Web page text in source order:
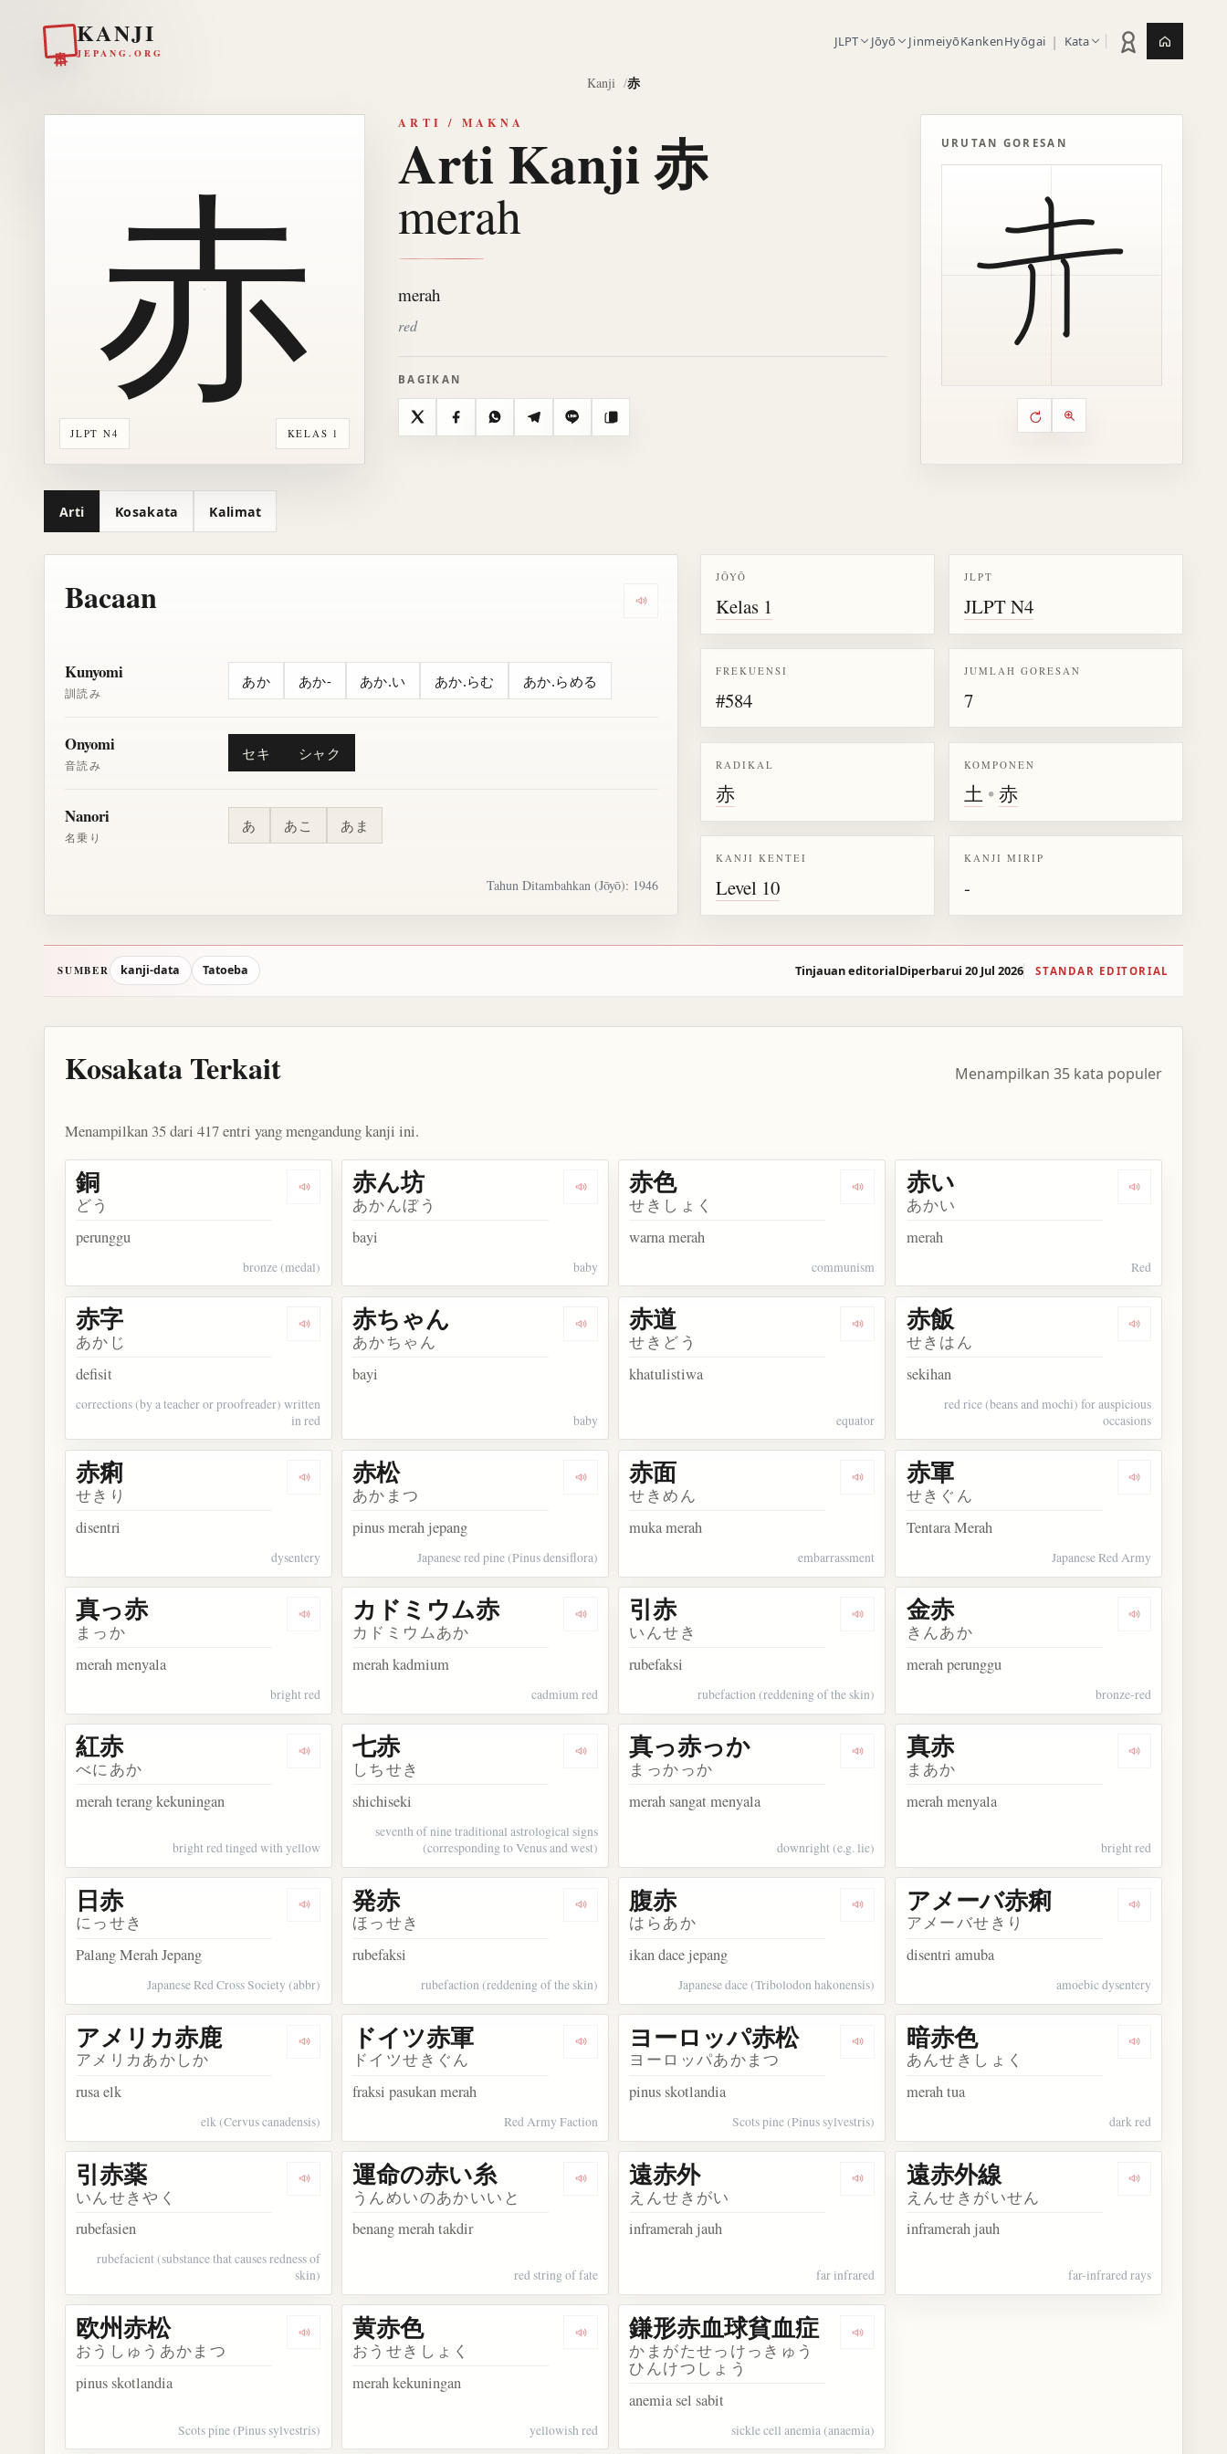
KANJI
JEPANG.ORG
JLPT Jōyō JinmeiyōKankenHyōgai | Kata Statistik latihan
Kanji 赤
JLPT N4 KELAS 1
赤
ARTI / MAKNA
Arti Kanji 赤
merah
merah
red
BAGIKAN
X FacebookWhatsAppTelegramLine Salin
URUTAN GORESAN
Kontrol animasi urutan
Putar ulang animasi
Perbesar animasi
Arti Kosakata Kalimat
Bacaan Dengarkan semua bacaan untuk kanji 赤
Kunyomi
訓読み
あか あか- あか.い あか.らむ あか.らめる
Onyomi
音読み
セキ シャク
Nanori
名乗り
あ あこ あま
Tahun Ditambahkan (Jōyō): 1946
JŌYŌ
Kelas 1
JLPT
JLPT N4
FREKUENSI
#584
JUMLAH GORESAN
7
RADIKAL
赤
KOMPONEN
土 •赤
KANJI KENTEI
Level 10
KANJI MIRIP
-
SUMBER kanji-data Tatoeba Tinjauan editorialDiperbarui 20 Jul 2026 STANDAR EDITORIAL
Kosakata Terkait Menampilkan 35 kata populer
Menampilkan 35 dari 417 entri yang mengandung kanji ini.
Dengarkan kosakata 銅
銅
どう
perunggu
bronze (medal)
Dengarkan kosakata 赤ん坊
赤ん坊
あかんぼう
bayi
baby
Dengarkan kosakata 赤色
赤色
せきしょく
warna merah
communism
Dengarkan
赤い
あかい
merah
Red
Dengarkan kosakata 赤字
赤字
あかじ
defisit
corrections (by a teacher or proofreader) written
in red
Dengarkan kosakata 赤ちゃん
赤ちゃん
あかちゃん
bayi
baby
Dengarkan kosakata 赤道
赤道
せきどう
khatulistiwa
equator
Dengarkan
赤飯
せきはん
sekihan
red rice (beans and mochi) for auspicious
occasions
Dengarkan kosakata 赤痢
赤痢
せきり
disentri
dysentery
Dengarkan kosakata 赤松
赤松
あかまつ
pinus merah jepang
Japanese red pine (Pinus densiflora)
Dengarkan kosakata 赤面
赤面
せきめん
muka merah
embarrassment
Dengarkan
赤軍
せきぐん
Tentara Merah
Japanese Red Army
Dengarkan kosakata 真っ赤
真っ赤
まっか
merah menyala
bright red
Dengarkan kosakata カドミウム赤
カドミウム赤
カドミウムあか
merah kadmium
cadmium red
Dengarkan kosakata 引赤
引赤
いんせき
rubefaksi
rubefaction (reddening of the skin)
Dengarkan
金赤
きんあか
merah perunggu
bronze-red
Dengarkan kosakata 紅赤
紅赤
べにあか
merah terang kekuningan
bright red tinged with yellow
Dengarkan kosakata 七赤
七赤
しちせき
shichiseki
seventh of nine traditional astrological signs
(corresponding to Venus and west)
Dengarkan kosakata 真っ赤っか
真っ赤っか
まっかっか
merah sangat menyala
downright (e.g. lie)
Dengarkan
真赤
まあか
merah menyala
bright red
Dengarkan kosakata 日赤
日赤
にっせき
Palang Merah Jepang
Japanese Red Cross Society (abbr)
Dengarkan kosakata 発赤
発赤
ほっせき
rubefaksi
rubefaction (reddening of the skin)
Dengarkan kosakata 腹赤
腹赤
はらあか
ikan dace jepang
Japanese dace (Tribolodon hakonensis)
Dengarkan
アメーバ赤痢
アメーバせきり
disentri amuba
amoebic dysentery
Dengarkan kosakata アメリカ赤鹿
アメリカ赤鹿
アメリカあかしか
rusa elk
elk (Cervus canadensis)
Dengarkan kosakata ドイツ赤軍
ドイツ赤軍
ドイツせきぐん
fraksi pasukan merah
Red Army Faction
Dengarkan kosakata ヨーロッパ赤松
ヨーロッパ赤松
ヨーロッパあかまつ
pinus skotlandia
Scots pine (Pinus sylvestris)
Dengarkan
暗赤色
あんせきしょく
merah tua
dark red
Dengarkan kosakata 引赤薬
引赤薬
いんせきやく
rubefasien
rubefacient (substance that causes redness of
skin)
Dengarkan kosakata 運命の赤い糸
運命の赤い糸
うんめいのあかいいと
benang merah takdir
red string of fate
Dengarkan kosakata 遠赤外
遠赤外
えんせきがい
inframerah jauh
far infrared
Dengarkan
遠赤外線
えんせきがいせん
inframerah jauh
far-infrared rays
Dengarkan kosakata 欧州赤松
欧州赤松
おうしゅうあかまつ
pinus skotlandia
Scots pine (Pinus sylvestris)
Dengarkan kosakata 黄赤色
黄赤色
おうせきしょく
merah kekuningan
yellowish red
Dengarkan kosakata 鎌形赤血球貧血症
鎌形赤血球貧血症
かまがたせっけっきゅう
ひんけつしょう
anemia sel sabit
sickle cell anemia (anaemia)